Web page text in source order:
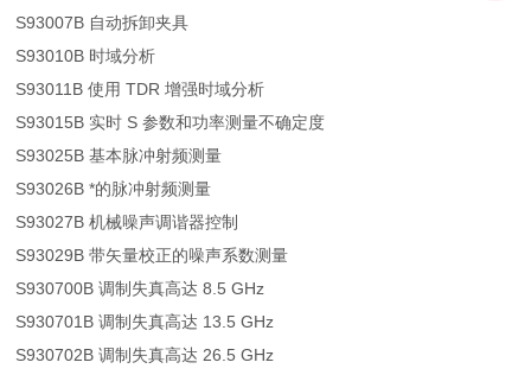
S93007B 自动拆卸夹具
S93010B 时域分析
S93011B 使用 TDR 增强时域分析
S93015B 实时 S 参数和功率测量不确定度
S93025B 基本脉冲射频测量
S93026B *的脉冲射频测量
S93027B 机械噪声调谐器控制
S93029B 带矢量校正的噪声系数测量
S930700B 调制失真高达 8.5 GHz
S930701B 调制失真高达 13.5 GHz
S930702B 调制失真高达 26.5 GHz